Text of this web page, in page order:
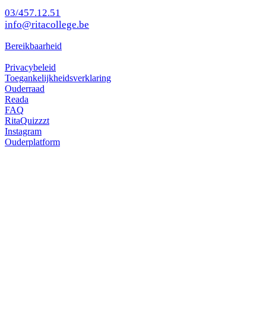
03/457.12.51
info@ritacollege.be
Bereikbaarheid
Privacybeleid
Toegankelijkheidsverklaring
Ouderraad
Reada
FAQ
RitaQuizzzt
Instagram
Ouderplatform